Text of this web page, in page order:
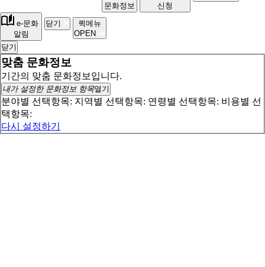
문화정보
신청
e-문화
알림
닫기
퀵메뉴
OPEN
닫기
맞춤 문화정보
기간의 맞춤 문화정보입니다.
내가 설정한 문화정보 항목열기
분야별 선택항목: 지역별 선택항목: 연령별 선택항목: 비용별 선
택항목:
다시 설정하기